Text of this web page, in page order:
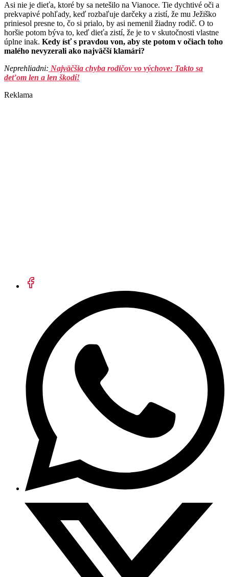
Asi nie je dieťa, ktoré by sa netešilo na Vianoce. Tie dychtivé oči a
prekvapivé pohľady, keď rozbaľuje darčeky a zistí, že mu Ježiško
priniesol presne to, čo si prialo, by asi nemenil žiadny rodič. O to
horšie potom býva to, keď dieťa zistí, že je to v skutočnosti vlastne
úplne inak. Kedy ísť s pravdou von, aby ste potom v očiach toho
malého nevyzerali ako najväčší klamári?
Neprehliadni: Najväčšia chyba rodičov vo výchove: Takto sa
deťom len a len škodí!
Reklama